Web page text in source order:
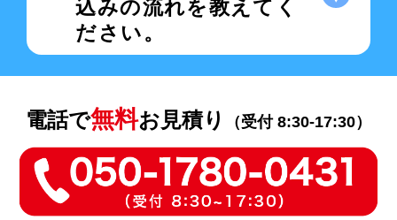
込みの流れを教えてく
ださい。
電話で無料お見積り （受付 8:30-17:30）